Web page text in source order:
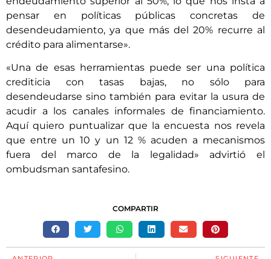
pensar en políticas públicas concretas de
desendeudamiento, ya que más del 20% recurre al
crédito para alimentarse».
«Una de esas herramientas puede ser una política
crediticia con tasas bajas, no sólo para
desendeudarse sino también para evitar la usura de
acudir a los canales informales de financiamiento.
Aquí quiero puntualizar que la encuesta nos revela
que entre un 10 y un 12 % acuden a mecanismos
fuera del marco de la legalidad» advirtió el
ombudsman santafesino.
COMPARTIR